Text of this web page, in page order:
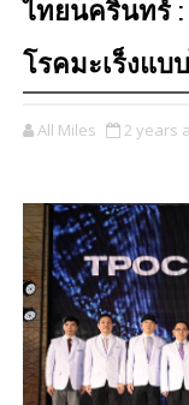
ไทยนครินทร์ :
โรคมะเร็งแบ
All Miles 2 years